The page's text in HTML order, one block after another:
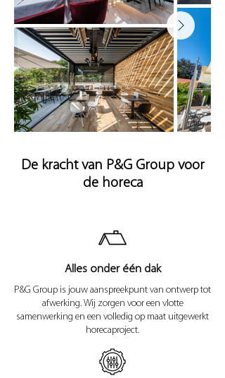
De kracht van P&G Group voor
de horeca
Alles onder één dak
P&G Group is jouw aanspreekpunt van ontwerp tot
afwerking. Wij zorgen voor een vlotte
samenwerking en een volledig op maat uitgewerkt
horecaproject.